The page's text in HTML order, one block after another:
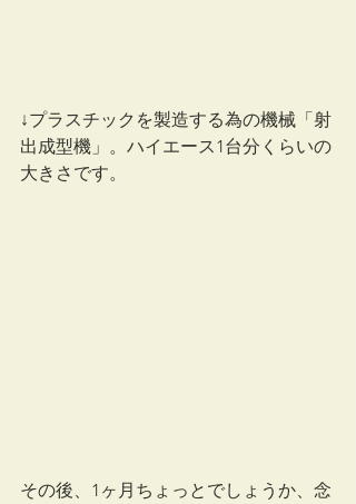
↓プラスチックを製造する為の機械「射
出成型機」。ハイエース1台分くらいの
大きさです。
その後、1ヶ月ちょっとでしょうか、念